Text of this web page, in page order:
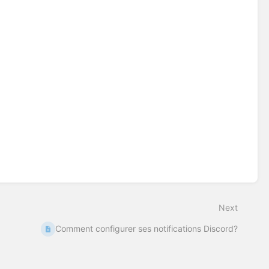
Next
Comment configurer ses notifications Discord?